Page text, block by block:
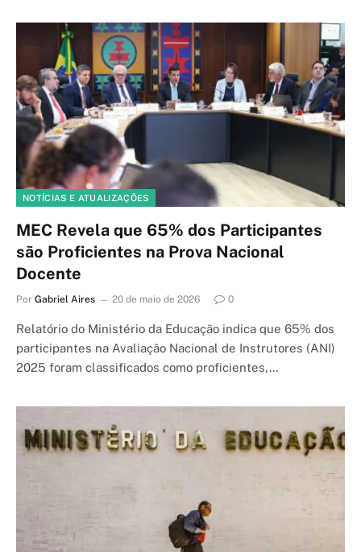
NOTÍCIAS E ATUALIZAÇÕES
MEC Revela que 65% dos Participantes
são Proficientes na Prova Nacional
Docente
Por Gabriel Aires 20 de maio de 2026 0
Relatório do Ministério da Educação indica que 65% dos
participantes na Avaliação Nacional de Instrutores (ANI)
2025 foram classificados como proficientes,…